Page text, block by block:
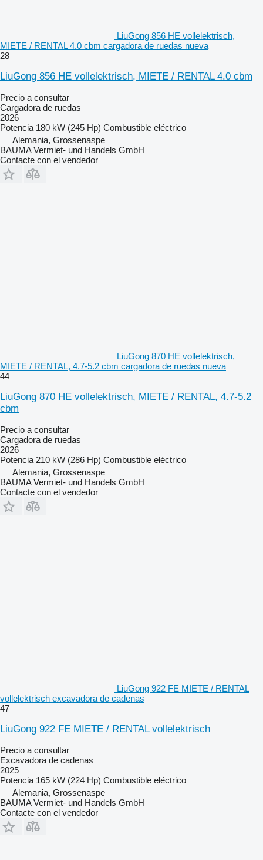
LiuGong 856 HE vollelektrisch,
MIETE / RENTAL 4.0 cbm cargadora de ruedas nueva
28
LiuGong 856 HE vollelektrisch, MIETE / RENTAL 4.0 cbm
Precio a consultar
Cargadora de ruedas
2026
Potencia 180 kW (245 Hp) Combustible eléctrico
Alemania, Grossenaspe
BAUMA Vermiet- und Handels GmbH
Contacte con el vendedor
LiuGong 870 HE vollelektrisch,
MIETE / RENTAL, 4.7-5.2 cbm cargadora de ruedas nueva
44
LiuGong 870 HE vollelektrisch, MIETE / RENTAL, 4.7-5.2
cbm
Precio a consultar
Cargadora de ruedas
2026
Potencia 210 kW (286 Hp) Combustible eléctrico
Alemania, Grossenaspe
BAUMA Vermiet- und Handels GmbH
Contacte con el vendedor
LiuGong 922 FE MIETE / RENTAL
vollelektrisch excavadora de cadenas
47
LiuGong 922 FE MIETE / RENTAL vollelektrisch
Precio a consultar
Excavadora de cadenas
2025
Potencia 165 kW (224 Hp) Combustible eléctrico
Alemania, Grossenaspe
BAUMA Vermiet- und Handels GmbH
Contacte con el vendedor